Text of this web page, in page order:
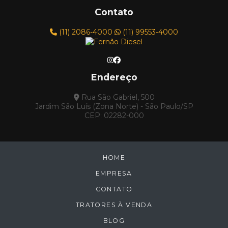
TRATOR DE ESTEIRA FIAT ALLIS ANO 1979
TRATOR DE ESTEIRA FIAT ALLIS, MODELO AD7B
TRATORES FERNÃO DIESEL
TRATOR DE ESTEIRA CARTEPILLAR D5E 2000
TRATOR DE ESTEIRA CATERPILLAR D4-C 1987
TRATOR DE ESTEIRA CATERPILLAR D4-E 1985
TRATOR DE ESTEIRA CATERPILLAR D6-M XL
TRATOR DE ESTEIRA FIAT ALLIS AD7B 1984
Contato
(11) 2086-4000 (11) 99553-4000
Endereço
Rua São Gabriel, 500
Jardim São Luís (Zona Norte) - São Paulo/SP
CEP: 02282-000
HOME
EMPRESA
CONTATO
TRATORES À VENDA
BLOG